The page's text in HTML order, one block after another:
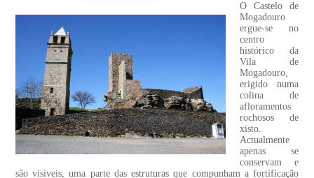
O Castelo de
Mogadouro
ergue-se no
centro
histórico da
Vila de
Mogadouro,
erigido numa
colina de
afloramentos
rochosos de
xisto.
Actualmente
apenas se
conservam e
são visíveis, uma parte das estruturas que compunham a fortificação